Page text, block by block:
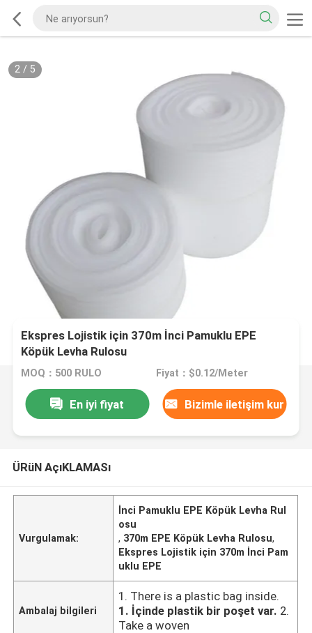
2/ 5
Ekspres Lojistik için 370m İnci Pamuklu EPE
Köpük Levha Rulosu
MOQ：500 RULO Fiyat：$0.12/Meter
En iyi fiyat Bizimle iletişim kur
ÜRüN AçıKLAMASı
Vurgulamak:
İnci Pamuklu EPE Köpük Levha Rul
osu
, 370m EPE Köpük Levha Rulosu,
Ekspres Lojistik için 370m İnci Pam
uklu EPE
Ambalaj bilgileri
1. There is a plastic bag inside.
1. İçinde plastik bir poşet var. 2.
Take a woven